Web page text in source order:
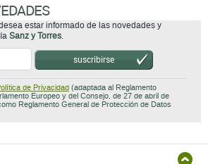
estar informado de las novedades y
Sanz y Torres.
suscribirse
de Privacidad (adaptada al Reglamento
Europeo y del Consejo, de 27 de abril de
Reglamento General de Protección de Datos